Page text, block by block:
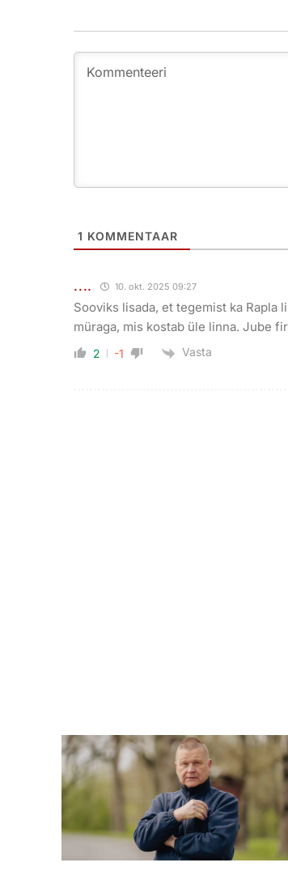
1 KOMMENTAAR
.... 10. okt. 2025 09:27
Sooviks lisada, et tegemist ka Rapla
müraga, mis kostab üle linna. Jube
2 -1 Vasta